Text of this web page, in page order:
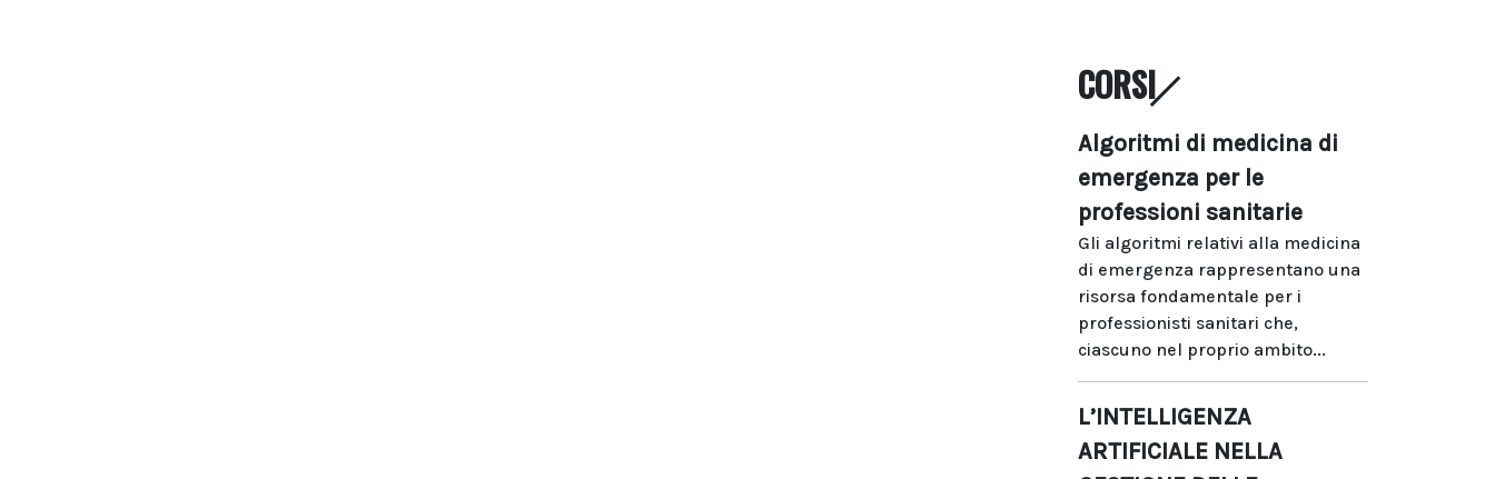
CORSI
Algoritmi di medicina di
emergenza per le
professioni sanitarie
Gli algoritmi relativi alla medicina
di emergenza rappresentano una
risorsa fondamentale per i
professionisti sanitari che,
ciascuno nel proprio ambito...
L’INTELLIGENZA
ARTIFICIALE NELLA